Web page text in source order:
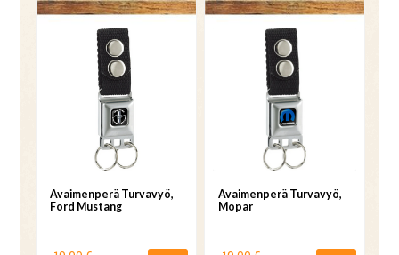
Avaimenperä Turvavyö,
Ford Mustang
Avaimenperä Turvavyö,
Mopar